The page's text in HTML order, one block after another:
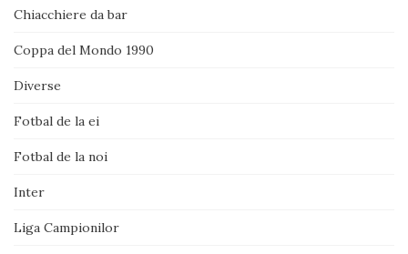
Chiacchiere da bar
Coppa del Mondo 1990
Diverse
Fotbal de la ei
Fotbal de la noi
Inter
Liga Campionilor